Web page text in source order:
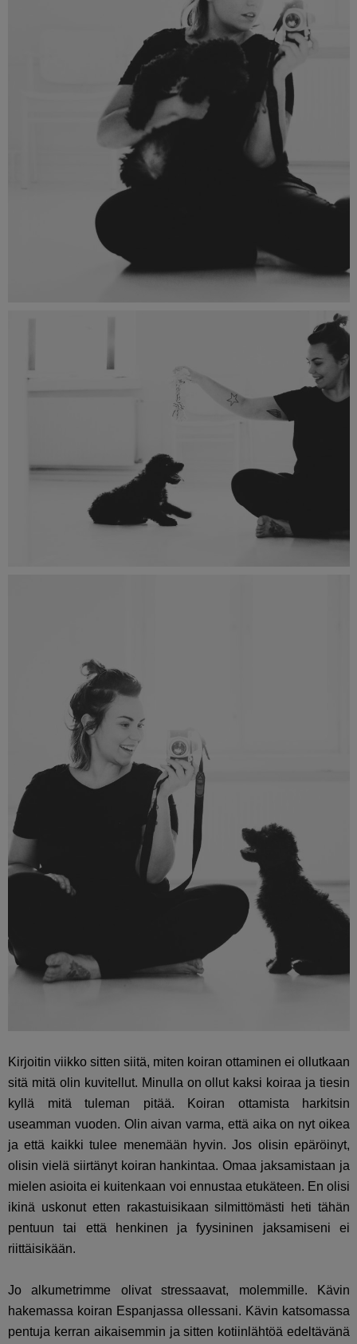
Kirjoitin viikko sitten siitä, miten koiran ottaminen ei ollutkaan
sitä mitä olin kuvitellut. Minulla on ollut kaksi koiraa ja tiesin
kyllä mitä tuleman pitää. Koiran ottamista harkitsin
useamman vuoden. Olin aivan varma, että aika on nyt oikea
ja että kaikki tulee menemään hyvin. Jos olisin epäröinyt,
olisin vielä siirtänyt koiran hankintaa. Omaa jaksamistaan ja
mielen asioita ei kuitenkaan voi ennustaa etukäteen. En olisi
ikinä uskonut etten rakastuisikaan silmittömästi heti tähän
pentuun tai että henkinen ja fyysininen jaksamiseni ei
riittäisikään.
Jo alkumetrimme olivat stressaavat, molemmille. Kävin
hakemassa koiran Espanjassa ollessani. Kävin katsomassa
pentuja kerran aikaisemmin ja sitten kotiinlähtöä edeltävänä